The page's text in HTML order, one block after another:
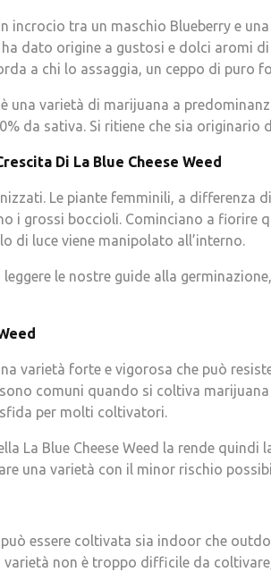
incrocio tra un maschio Blueberry e
ha dato origine a gustosi e dolci aromi
a chi lo assaggia, un ceppo di puro
è una varietà di marijuana a
da sativa. Si ritiene che sia originario
Di La Blue Cheese Weed
Le piante femminili, a differenza
i grossi boccioli. Cominciano a fiorire
di luce viene manipolato all’interno.
le nostre guide alla
varietà forte e vigorosa che può
comuni quando si coltiva
per molti coltivatori.
La Blue Cheese Weed la rende
una varietà con il minor rischio
può essere coltivata sia indoor che
varietà non è troppo difficile da